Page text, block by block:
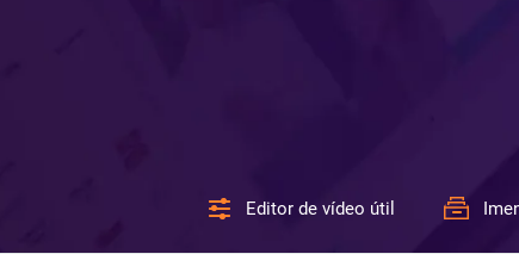
Editor de vídeo útil